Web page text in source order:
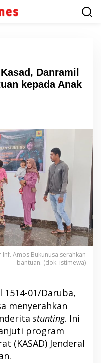
Danramil
kepada Anak
Amos Bukunusa serahkan
bantuan. (dok. istimewa)
1514-01/Daruba,
menyerahkan
stunting. Ini
program
(KASAD) Jenderal